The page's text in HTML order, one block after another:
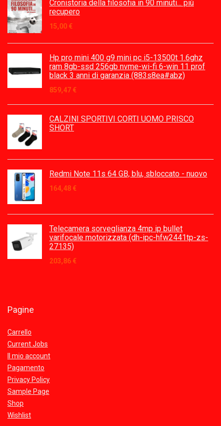
Cronistoria della filosofia in 90 minuti... più
recupero
15,00 €
Hp pro mini 400 g9 mini pc i5-13500t 1.6ghz
ram 8gb-ssd 256gb nvme-wi-fi 6-win 11 prof
black 3 anni di garanzia (883s8ea#abz)
859,47 €
CALZINI SPORTIVI CORTI UOMO PRISCO
SHORT
Redmi Note 11s 64 GB, blu, sbloccato - nuovo
164,48 €
Telecamera sorveglianza 4mp ip bullet
varifocale motorizzata (dh-ipc-hfw2441tp-zs-
27135)
203,86 €
Pagine
Carrello
Current Jobs
Il mio account
Pagamento
Privacy Policy
Sample Page
Shop
Wishlist